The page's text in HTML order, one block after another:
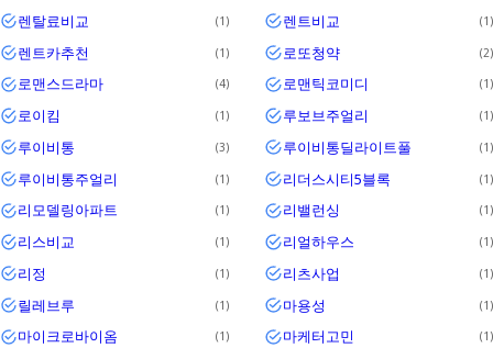
렌탈료비교 1 렌트비교 1
렌트카추천 1 로또청약 2
로맨스드라마 4 로맨틱코미디 1
로이킴 1 루보브주얼리 1
루이비통 3 루이비통딜라이트풀 1
루이비통주얼리 1 리더스시티5블록 1
리모델링아파트 1 리밸런싱 1
리스비교 1 리얼하우스 1
리정 1 리츠사업 1
릴레브루 1 마용성 1
마이크로바이옴 1 마케터고민 1